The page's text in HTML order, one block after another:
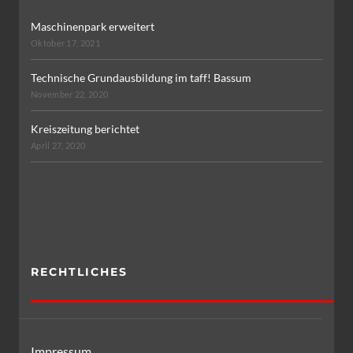
Maschinenpark erweitert
Oktober 17, 2021
Technische Grundausbildung im taff! Bassum
November 22, 2020
Kreiszeitung berichtet
April 27, 2020
RECHTLICHES